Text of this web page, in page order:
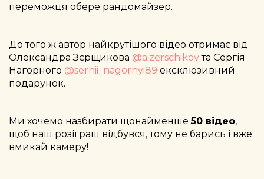
переможця обере рандомайзер.
До того ж автор найкрутішого відео отримає від
Олександра Зєрщикова @a.zerschikovта Сергія
Нагорного @serhii_nagornyi89 ексклюзивний
подарунок.
Ми хочемо назбирати щонайменше50 відео,
щоб наш розіграш відбувся, тому не барись і вже
вмикай камеру!